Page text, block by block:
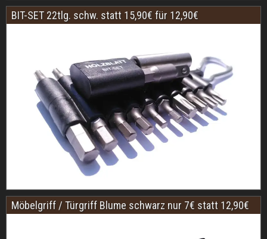
BIT-SET 22tlg. schw. statt 15,90€ für 12,90€
Möbelgriff / Türgriff Blume schwarz nur 7€ statt 12,90€